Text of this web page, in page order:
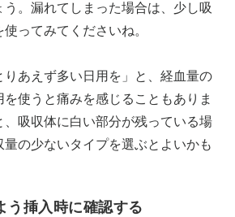
。漏れてしまった場合は、少し吸
ってみてくださいね。
りあえず多い日用を」と、経血量の
使うと痛みを感じることもありま
、吸収体に白い部分が残っている場
の少ないタイプを選ぶとよいかも
う挿入時に確認する